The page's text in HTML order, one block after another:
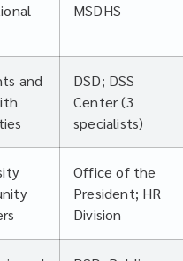
MSDHS
and
DSD; DSS
Center (3
specialists)
Office of the
President; HR
Division